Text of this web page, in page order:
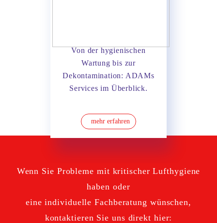
Von der hygienischen
Wartung bis zur
Dekontamination: ADAMs
Services im Überblick.
mehr erfahren
Wenn Sie Probleme mit kritischer Lufthygiene
haben oder
eineindividuelle Fachberatung wünschen,
kontaktieren Sie uns direkt hier: